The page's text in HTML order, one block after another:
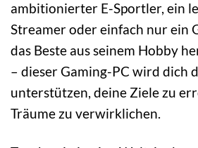
ambitionierter E-Sportler, ein
Streamer oder einfach nur ein
das Beste aus seinem Hobby
– dieser Gaming-PC wird dich
unterstützen, deine Ziele zu
Träume zu verwirklichen.